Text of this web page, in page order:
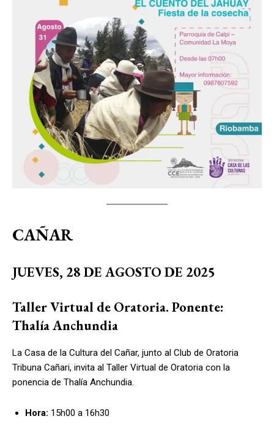
CAÑAR
JUEVES, 28 DE AGOSTO DE 2025
Taller Virtual de Oratoria. Ponente:
Thalía Anchundia
La Casa de la Cultura del Cañar, junto al Club de Oratoria
Tribuna Cañari, invita al Taller Virtual de Oratoria con la
ponencia de Thalía Anchundia.
Hora: 15h00 a 16h30